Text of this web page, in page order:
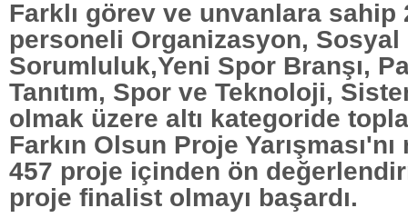
Farklı görev ve unvanlara sahip
personeli Organizasyon, Sosyal
Sorumluluk,Yeni Spor Branşı,
Tanıtım, Spor ve Teknoloji,
olmak üzere altı kategoride
Farkın Olsun Proje
457 proje içinden ön
proje finalist olmayı başardı.